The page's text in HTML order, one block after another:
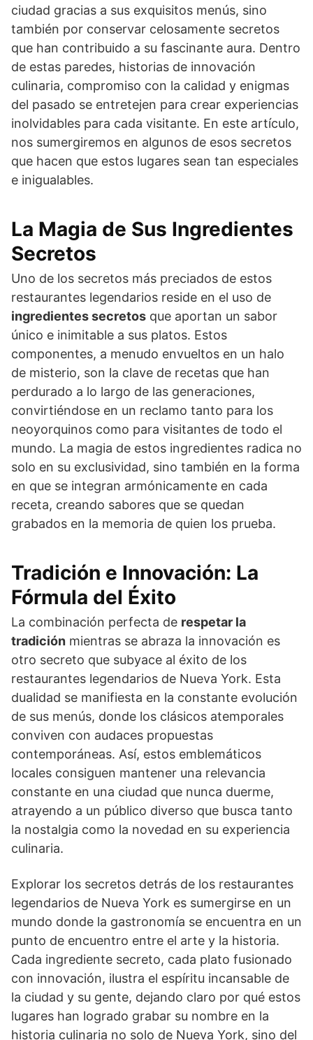
ciudad gracias a sus exquisitos menús, sino
también por conservar celosamente secretos
que han contribuido a su fascinante aura. Dentro
de estas paredes, historias de innovación
culinaria, compromiso con la calidad y enigmas
del pasado se entretejen para crear experiencias
inolvidables para cada visitante. En este artículo,
nos sumergiremos en algunos de esos secretos
que hacen que estos lugares sean tan especiales
e inigualables.
La Magia de Sus Ingredientes
Secretos
Uno de los secretos más preciados de estos
restaurantes legendarios reside en el uso de
ingredientes secretos que aportan un sabor
único e inimitable a sus platos. Estos
componentes, a menudo envueltos en un halo
de misterio, son la clave de recetas que han
perdurado a lo largo de las generaciones,
convirtiéndose en un reclamo tanto para los
neoyorquinos como para visitantes de todo el
mundo. La magia de estos ingredientes radica no
solo en su exclusividad, sino también en la forma
en que se integran armónicamente en cada
receta, creando sabores que se quedan
grabados en la memoria de quien los prueba.
Tradición e Innovación: La
Fórmula del Éxito
La combinación perfecta de respetar la
tradición mientras se abraza la innovación es
otro secreto que subyace al éxito de los
restaurantes legendarios de Nueva York. Esta
dualidad se manifiesta en la constante evolución
de sus menús, donde los clásicos atemporales
conviven con audaces propuestas
contemporáneas. Así, estos emblemáticos
locales consiguen mantener una relevancia
constante en una ciudad que nunca duerme,
atrayendo a un público diverso que busca tanto
la nostalgia como la novedad en su experiencia
culinaria.
Explorar los secretos detrás de los restaurantes
legendarios de Nueva York es sumergirse en un
mundo donde la gastronomía se encuentra en un
punto de encuentro entre el arte y la historia.
Cada ingrediente secreto, cada plato fusionado
con innovación, ilustra el espíritu incansable de
la ciudad y su gente, dejando claro por qué estos
lugares han logrado grabar su nombre en la
historia culinaria no solo de Nueva York, sino del